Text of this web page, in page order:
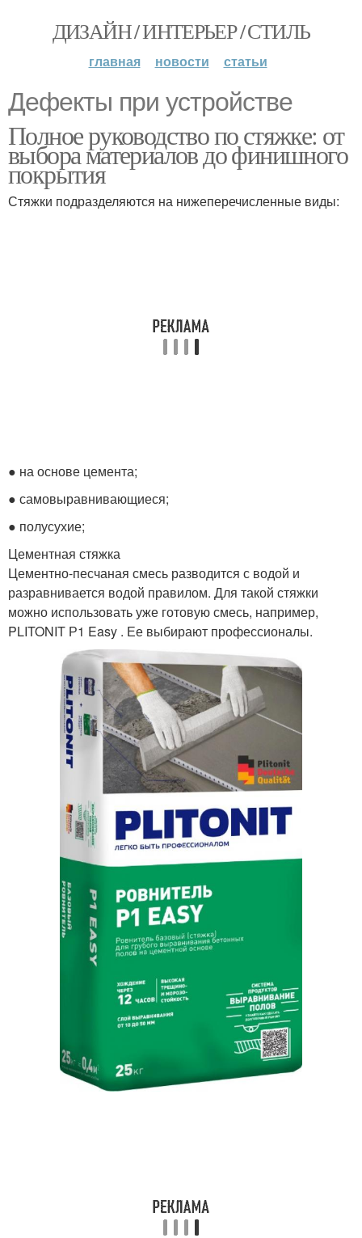
ДИЗАЙН / ИНТЕРЬЕР / СТИЛЬ
главная новости статьи
Дефекты при устройстве
Полное руководство по стяжке: от
выбора материалов до финишного
покрытия
Стяжки подразделяются на нижеперечисленные виды:
● на основе цемента;
● самовыравнивающиеся;
● полусухие;
Цементная стяжка
Цементно-песчаная смесь разводится с водой и
разравнивается водой правилом. Для такой стяжки
можно использовать уже готовую смесь, например,
PLITONIT Р1 Easy . Ее выбирают профессионалы.